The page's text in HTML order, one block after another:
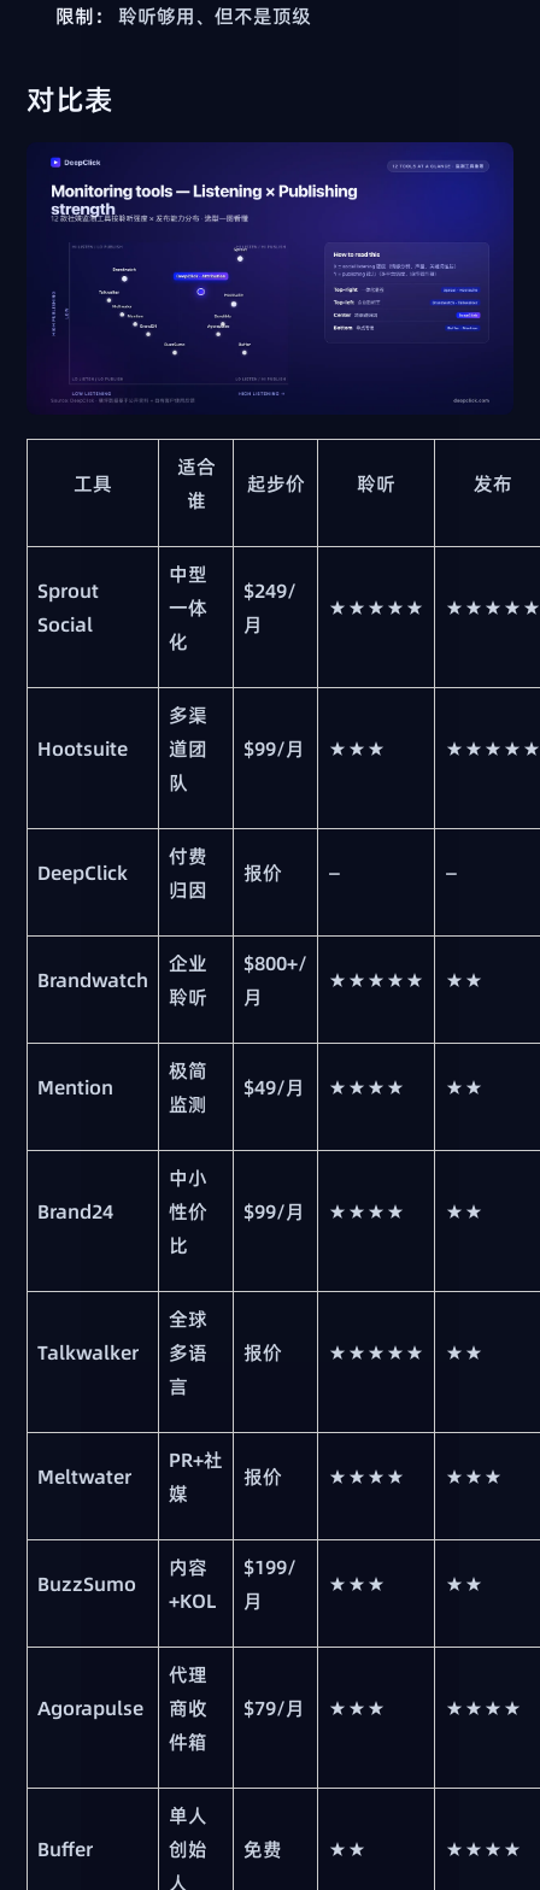
限制：
聆听够用、但不是顶级
对比表
工具
适合
谁
起步价 聆听 发布
Sprout
Social
中型
一体
化
$249/
月
★★★★★
Hootsuite
多渠
道团
队
$99/月 ★★★
DeepClick
付费
归因
报价 — —
Brandwatch
企业
聆听
$800+/
月
★★★★★ ★★
Mention
极简
监测
$49/月 ★★★★ ★★
Brand24
中小
性价
比
$99/月 ★★★★ ★★
Talkwalker
全球
多语
言
报价 ★★★★★ ★★
Meltwater
PR+社
媒
报价 ★★★★ ★★★
BuzzSumo
内容
+KOL
$199/
月
★★★ ★★
Agorapulse
代理
商收
件箱
$79/月 ★★★ ★★★★
Buffer
单人
创始
人
免费 ★★ ★★★★